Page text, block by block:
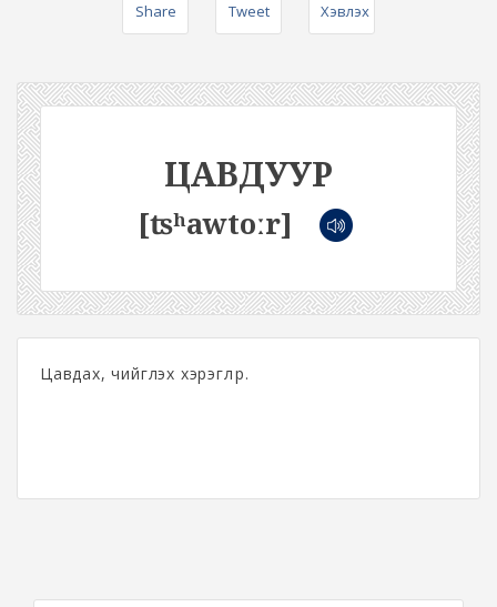
Share Tweet Хэвлэх
ЦАВДУУР
[ʦʰawtoːr]
Цавдах, чийглэх хэрэглүүр.